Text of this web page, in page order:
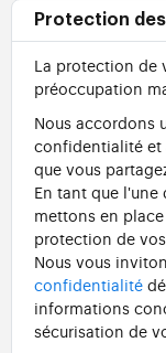
Protection
La protection de
préoccupation
Nous accordons
confidentialité et
que vous
En tant que
mettons en
protection de
Nous vous
confidentialité
informations
sécurisation de